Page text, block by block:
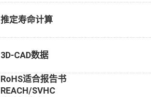
推定寿命计算
3D-CAD数据
RoHS适合报告书
REACH/SVHC